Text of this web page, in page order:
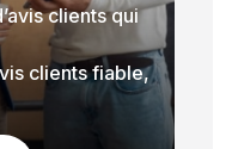
clients qui
clients fiable,